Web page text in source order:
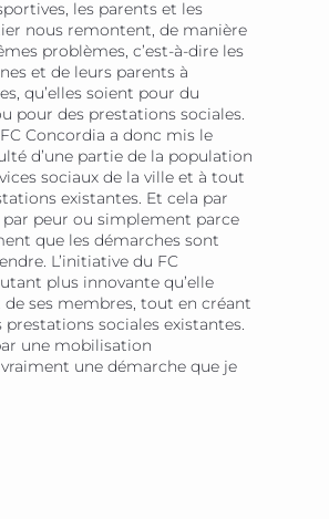
les parents et les
nous remontent, de manière
problèmes, c’est-à-dire les
et de leurs parents à
qu’elles soient pour du
pour des prestations sociales.
Concordia a donc mis le
d’une partie de la population
sociaux de la ville et à tout
existantes. Et cela par
par peur ou simplement parce
que les démarches sont
L’initiative du FC
plus innovante qu’elle
ses membres, tout en créant
prestations sociales existantes.
une mobilisation
une démarche que je